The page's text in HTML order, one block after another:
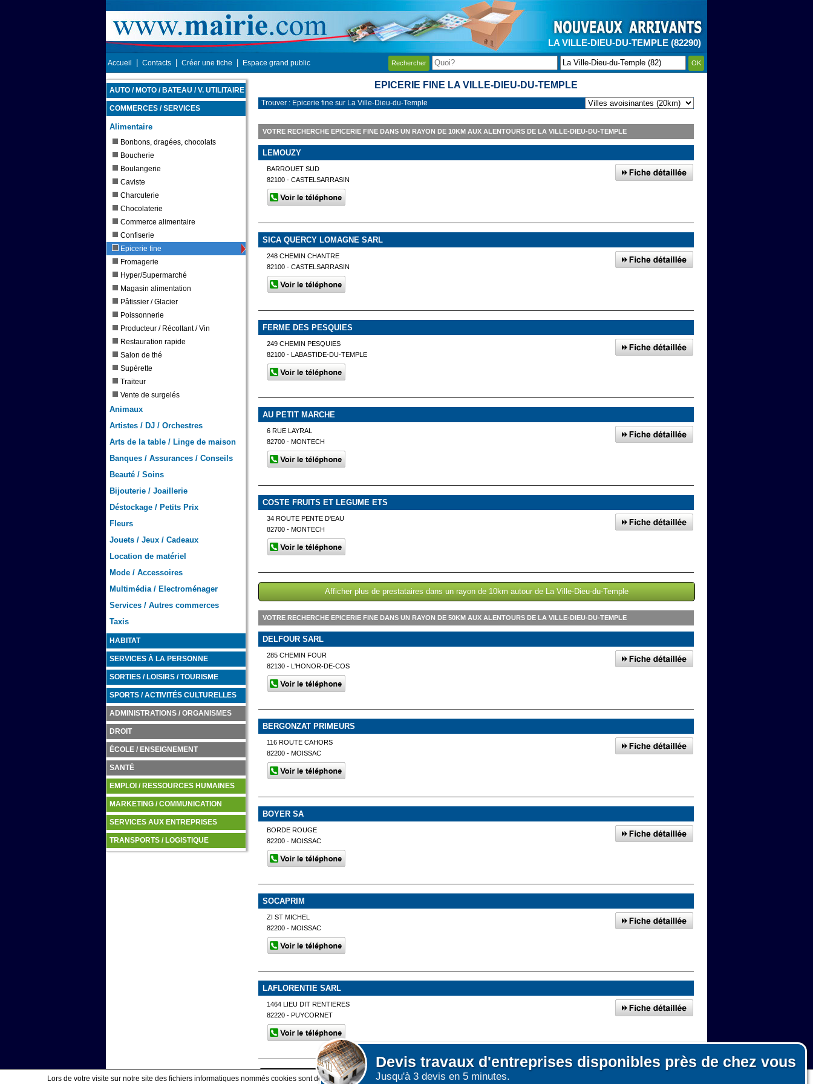
LA VILLE-DIEU-DU-TEMPLE (82290)
Accueil Contacts Créer une fiche Espace grand public Rechercher OK
AUTO / MOTO / BATEAU / V. UTILITAIRE
COMMERCES / SERVICES
Alimentaire
Bonbons, dragées, chocolats
Boucherie
Boulangerie
Caviste
Charcuterie
Chocolaterie
Commerce alimentaire
Confiserie
Epicerie fine
Fromagerie
Hyper/Supermarché
Magasin alimentation
Pâtissier / Glacier
Poissonnerie
Producteur / Récoltant / Vin
Restauration rapide
Salon de thé
Supérette
Traiteur
Vente de surgelés
Animaux
Artistes / DJ / Orchestres
Arts de la table / Linge de maison
Banques / Assurances / Conseils
Beauté / Soins
Bijouterie / Joaillerie
Déstockage / Petits Prix
Fleurs
Jouets / Jeux / Cadeaux
Location de matériel
Mode / Accessoires
Multimédia / Electroménager
Services / Autres commerces
Taxis
HABITAT
SERVICES À LA PERSONNE
SORTIES / LOISIRS / TOURISME
SPORTS / ACTIVITÉS CULTURELLES
ADMINISTRATIONS / ORGANISMES
DROIT
ÉCOLE / ENSEIGNEMENT
SANTÉ
EMPLOI / RESSOURCES HUMAINES
MARKETING / COMMUNICATION
SERVICES AUX ENTREPRISES
TRANSPORTS / LOGISTIQUE
EPICERIE FINE LA VILLE-DIEU-DU-TEMPLE
Devis travaux d'entreprises disponibles près de chez vous
Jusqu'à 3 devis en 5 minutes.
Trouver : Epicerie fine sur La Ville-Dieu-du-Temple
VOTRE RECHERCHE EPICERIE FINE DANS UN RAYON DE 10KM AUX ALENTOURS DE LA VILLE-DIEU-DU-TEMPLE
LEMOUZY
BARROUET SUD
82100 - CASTELSARRASIN
SICA QUERCY LOMAGNE SARL
248 CHEMIN CHANTRE
82100 - CASTELSARRASIN
FERME DES PESQUIES
249 CHEMIN PESQUIES
82100 - LABASTIDE-DU-TEMPLE
AU PETIT MARCHE
6 RUE LAYRAL
82700 - MONTECH
COSTE FRUITS ET LEGUME ETS
34 ROUTE PENTE D'EAU
82700 - MONTECH
Afficher plus de prestataires dans un rayon de 10km autour de La Ville-Dieu-du-Temple
VOTRE RECHERCHE EPICERIE FINE DANS UN RAYON DE 50KM AUX ALENTOURS DE LA VILLE-DIEU-DU-TEMPLE
DELFOUR SARL
285 CHEMIN FOUR
82130 - L'HONOR-DE-COS
BERGONZAT PRIMEURS
116 ROUTE CAHORS
82200 - MOISSAC
BOYER SA
BORDE ROUGE
82200 - MOISSAC
SOCAPRIM
ZI ST MICHEL
82200 - MOISSAC
LAFLORENTIE SARL
1464 LIEU DIT RENTIERES
82220 - PUYCORNET
Afficher plus de prestataires dans un rayon de 50km autour de La Ville-Dieu-du-Temple
Lors de votre visite sur notre site des fichiers informatiques nommés cookies sont déposés sur votre terminal. Ces cookies sont utilisés pour la navigation, le fonctionnement du site et les mesures d'audience pour l'éditeur.